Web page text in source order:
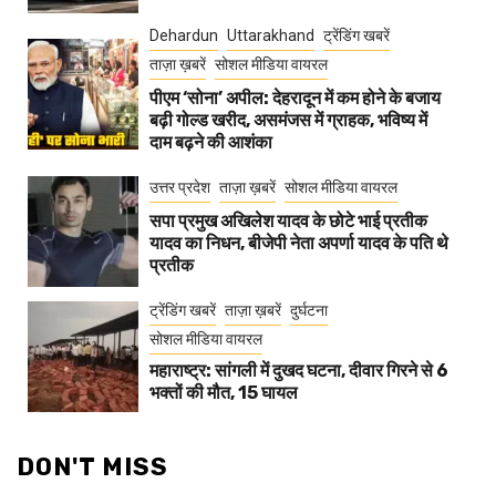
Dehardun Uttarakhand
ट्रेंडिंग खबरें
ताज़ा ख़बरें सोशल मीडिया वायरल
पीएम ‘सोना’ अपील: देहरादून में कम होने के बजाय
बढ़ी गोल्ड खरीद, असमंजस में ग्राहक, भविष्य में
दाम बढ़ने की आशंका
उत्तर प्रदेश ताज़ा ख़बरें सोशल मीडिया वायरल
सपा प्रमुख अखिलेश यादव के छोटे भाई प्रतीक
यादव का निधन, बीजेपी नेता अपर्णा यादव के पति थे
प्रतीक
ट्रेंडिंग खबरें ताज़ा ख़बरें दुर्घटना
सोशल मीडिया वायरल
महाराष्ट्र: सांगली में दुखद घटना, दीवार गिरने से 6
भक्तों की मौत, 15 घायल
DON'T MISS